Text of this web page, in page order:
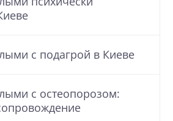
с подагрой в Киеве
с остеопорозом: